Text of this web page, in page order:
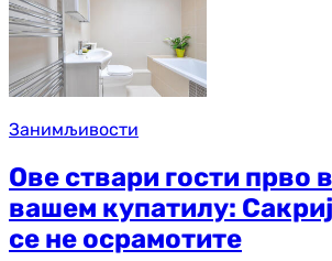
Занимљивости
Ове ствари гости прво
вашем купатилу:
се не осрамотите